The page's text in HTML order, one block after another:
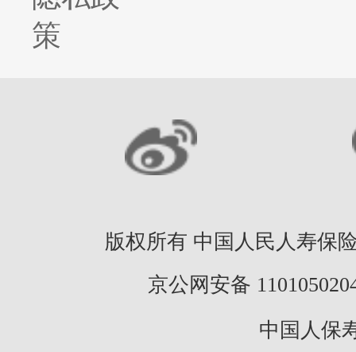
策
版权所有 中国人民人寿保
京公网安备
中国人保